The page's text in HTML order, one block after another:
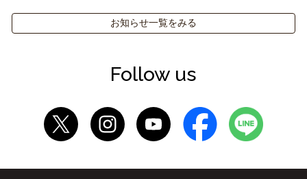
お知らせ一覧をみる
Follow us